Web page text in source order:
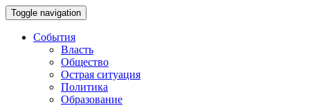
Toggle navigation
События
Власть
Общество
Острая ситуация
Политика
Образование